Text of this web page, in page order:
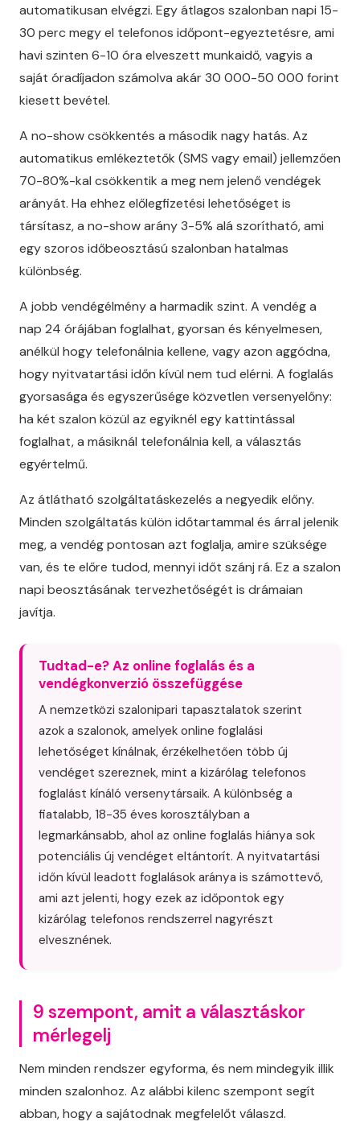
automatikusan elvégzi. Egy átlagos szalonban napi 15-
30 perc megy el telefonos időpont-egyeztetésre, ami
havi szinten 6-10 óra elveszett munkaidő, vagyis a
saját óradíjadon számolva akár 30 000-50 000 forint
kiesett bevétel.
A no-show csökkentés a második nagy hatás. Az
automatikus emlékeztetők (SMS vagy email) jellemzően
70-80%-kal csökkentik a meg nem jelenő vendégek
arányát. Ha ehhez előlegfizetési lehetőséget is
társítasz, a no-show arány 3-5% alá szorítható, ami
egy szoros időbeosztású szalonban hatalmas
különbség.
A jobb vendégélmény a harmadik szint. A vendég a
nap 24 órájában foglalhat, gyorsan és kényelmesen,
anélkül hogy telefonálnia kellene, vagy azon aggódna,
hogy nyitvatartási időn kívül nem tud elérni. A foglalás
gyorsasága és egyszerűsége közvetlen versenyelőny:
ha két szalon közül az egyiknél egy kattintással
foglalhat, a másiknál telefonálnia kell, a választás
egyértelmű.
Az átlátható szolgáltatáskezelés a negyedik előny.
Minden szolgáltatás külön időtartammal és árral jelenik
meg, a vendég pontosan azt foglalja, amire szüksége
van, és te előre tudod, mennyi időt szánj rá. Ez a szalon
napi beosztásának tervezhetőségét is drámaian
javítja.
Tudtad-e? Az online foglalás és a
vendégkonverzió összefüggése
A nemzetközi szalonipari tapasztalatok szerint
azok a szalonok, amelyek online foglalási
lehetőséget kínálnak, érzékelhetően több új
vendéget szereznek, mint a kizárólag telefonos
foglalást kínáló versenytársaik. A különbség a
fiatalabb, 18-35 éves korosztályban a
legmarkánsabb, ahol az online foglalás hiánya sok
potenciális új vendéget eltántorít. A nyitvatartási
időn kívül leadott foglalások aránya is számottevő,
ami azt jelenti, hogy ezek az időpontok egy
kizárólag telefonos rendszerrel nagyrészt
elvesznének.
9 szempont, amit a választáskor
mérlegelj
Nem minden rendszer egyforma, és nem mindegyik illik
minden szalonhoz. Az alábbi kilenc szempont segít
abban, hogy a sajátodnak megfelelőt válaszd.